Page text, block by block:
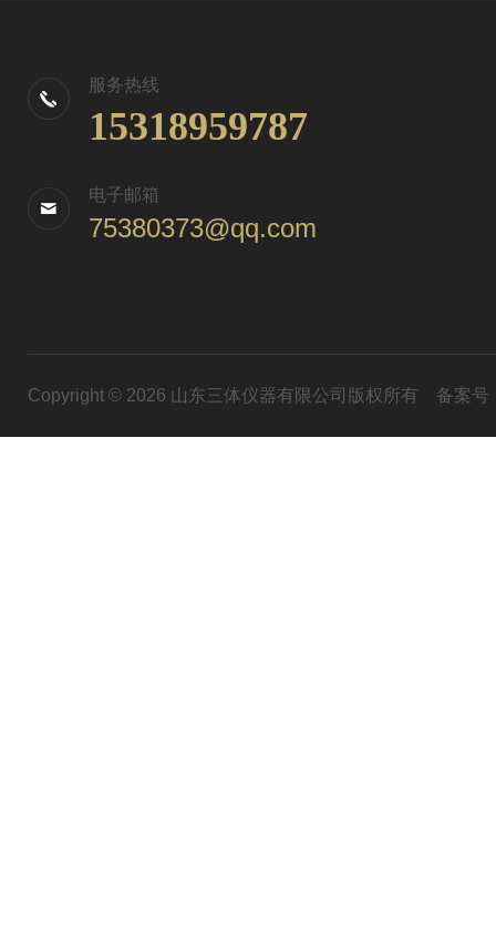
服务热线
15318959787
电子邮箱
75380373@qq.com
Copyright © 2026 山东三体仪器有限公司版权所有 备案号